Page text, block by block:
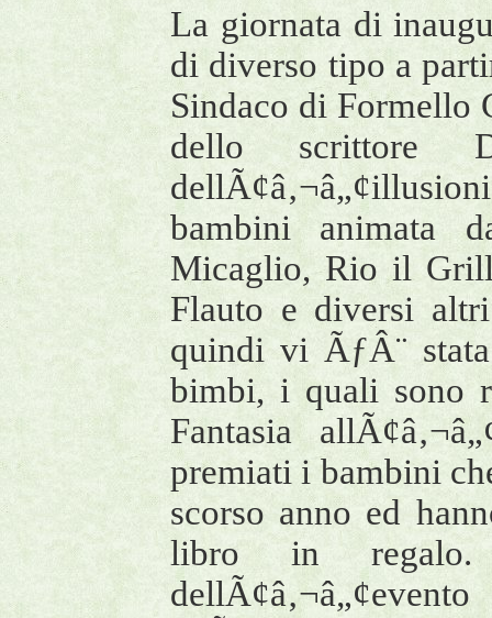
La giornata di
di diverso tipo a
Sindaco di Formello
dello scrittore
bambini animata
Micaglio, Rio il
Flauto e diversi
quindi vi ÃƒÂ¨
bimbi, i quali sono
Fantasia
premiati i bambini
scorso anno ed
libro in regalo.